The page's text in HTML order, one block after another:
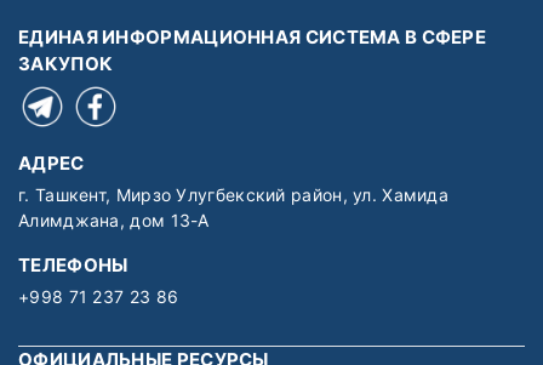
ЕДИНАЯ ИНФОРМАЦИОННАЯ СИСТЕМА В СФЕРЕ
ЗАКУПОК
АДРЕС
г. Ташкент, Мирзо Улугбекский район, ул. Хамида
Алимджана, дом 13-А
ТЕЛЕФОНЫ
+998 71 237 23 86
ОФИЦИАЛЬНЫЕ РЕСУРСЫ